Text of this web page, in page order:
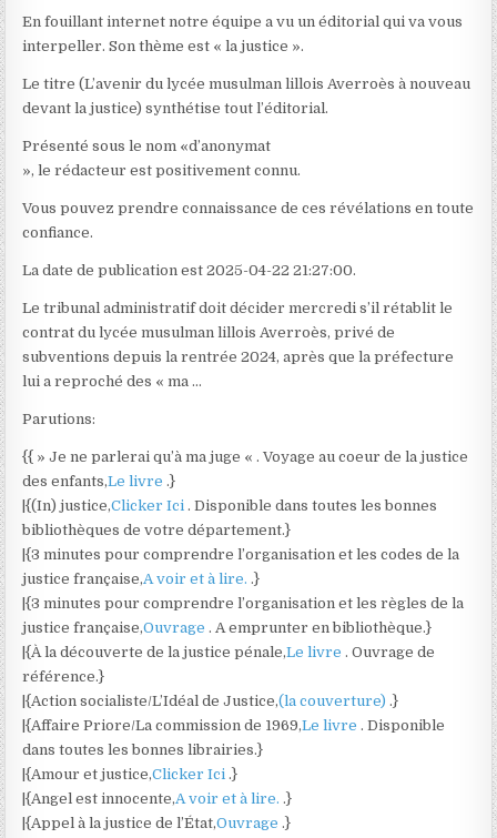
En fouillant internet notre équipe a vu un éditorial qui va vous
interpeller. Son thème est « la justice ».
Le titre (L’avenir du lycée musulman lillois Averroès à nouveau
devant la justice) synthétise tout l’éditorial.
Présenté sous le nom «d’anonymat
», le rédacteur est positivement connu.
Vous pouvez prendre connaissance de ces révélations en toute
confiance.
La date de publication est 2025-04-22 21:27:00.
Le tribunal administratif doit décider mercredi s’il rétablit le
contrat du lycée musulman lillois Averroès, privé de
subventions depuis la rentrée 2024, après que la préfecture
lui a reproché des « ma …
Parutions:
{{ » Je ne parlerai qu’à ma juge « . Voyage au coeur de la justice
des enfants,Le livre.}
|{(In) justice,Clicker Ici. Disponible dans toutes les bonnes
bibliothèques de votre département.}
|{3 minutes pour comprendre l’organisation et les codes de la
justice française,A voir et à lire..}
|{3 minutes pour comprendre l’organisation et les règles de la
justice française,Ouvrage. A emprunter en bibliothèque.}
|{À la découverte de la justice pénale,Le livre. Ouvrage de
référence.}
|{Action socialiste/L’Idéal de Justice,(la couverture).}
|{Affaire Priore/La commission de 1969,Le livre. Disponible
dans toutes les bonnes librairies.}
|{Amour et justice,Clicker Ici.}
|{Angel est innocente,A voir et à lire..}
|{Appel à la justice de l’État,Ouvrage.}